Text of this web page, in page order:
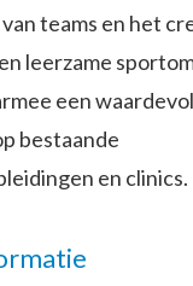
teams en het
leerzame
een
bestaande
en clinics.